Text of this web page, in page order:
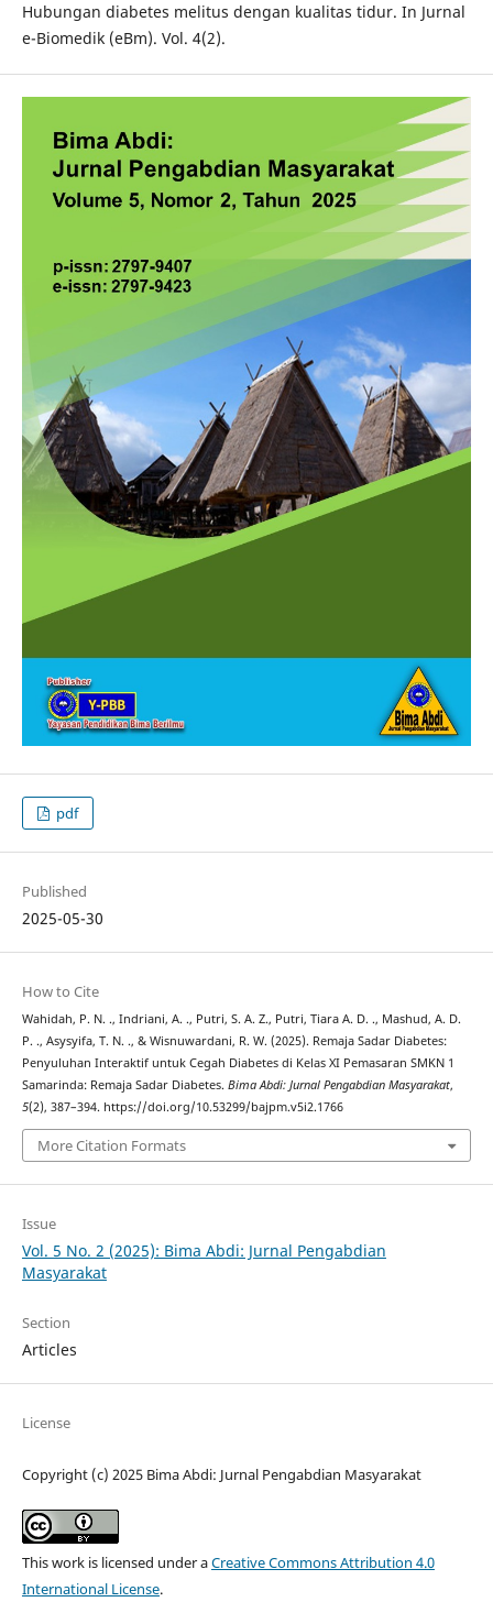
Hubungan diabetes melitus dengan kualitas tidur. In Jurnal
e-Biomedik (eBm). Vol. 4(2).
pdf
Published
2025-05-30
How to Cite
Wahidah, P. N. ., Indriani, A. ., Putri, S. A. Z., Putri, ⁠Tiara A. D. ., Mashud, A. D.
P. ., Asysyifa, T. N. ., & Wisnuwardani, R. W. (2025). Remaja Sadar Diabetes:
Penyuluhan Interaktif untuk Cegah Diabetes di Kelas XI Pemasaran SMKN 1
Samarinda: Remaja Sadar Diabetes. Bima Abdi: Jurnal Pengabdian Masyarakat,
5(2), 387–394. https://doi.org/10.53299/bajpm.v5i2.1766
More Citation Formats
Issue
Vol. 5 No. 2 (2025): Bima Abdi: Jurnal Pengabdian
Masyarakat
Section
Articles
License
Copyright (c) 2025 Bima Abdi: Jurnal Pengabdian Masyarakat
This work is licensed under aCreative Commons Attribution 4.0
International License.